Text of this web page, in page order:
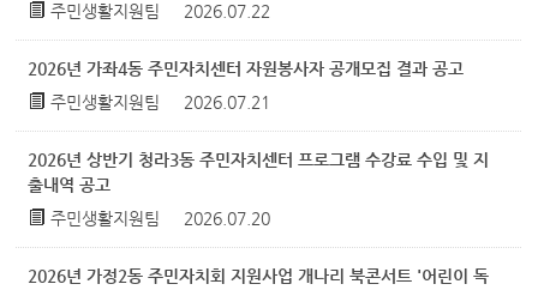
주민생활지원팀
2026.07.22
2026년 가좌4동 주민자치센터 자원봉사자 공개모집 결과 공고
주민생활지원팀
2026.07.21
2026년 상반기 청라3동 주민자치센터 프로그램 수강료 수입 및 지
출내역 공고
주민생활지원팀
2026.07.20
2026년 가정2동 주민자치회 지원사업 개나리 북콘서트 '어린이 독